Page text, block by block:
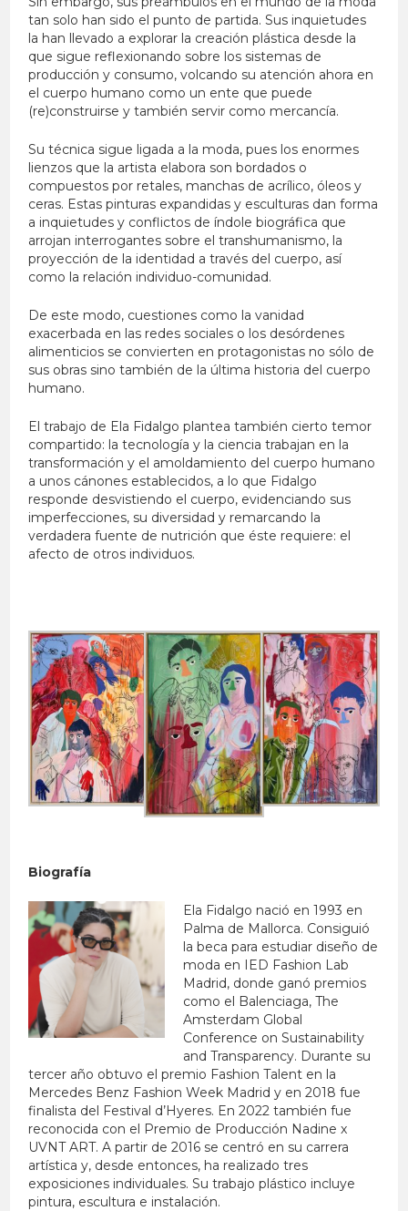
tan solo han sido el punto de partida. Sus inquietudes
la han llevado a explorar la creación plástica desde la
que sigue reflexionando sobre los sistemas de
producción y consumo, volcando su atención ahora en
el cuerpo humano como un ente que puede
(re)construirse y también servir como mercancía.
Su técnica sigue ligada a la moda, pues los enormes
lienzos que la artista elabora son bordados o
compuestos por retales, manchas de acrílico, óleos y
ceras. Estas pinturas expandidas y esculturas dan forma
a inquietudes y conflictos de índole biográfica que
arrojan interrogantes sobre el transhumanismo, la
proyección de la identidad a través del cuerpo, así
como la relación individuo-comunidad.
De este modo, cuestiones como la vanidad
exacerbada en las redes sociales o los desórdenes
alimenticios se convierten en protagonistas no sólo de
sus obras sino también de la última historia del cuerpo
humano.
El trabajo de Ela Fidalgo plantea también cierto temor
compartido: la tecnología y la ciencia trabajan en la
transformación y el amoldamiento del cuerpo humano
a unos cánones establecidos, a lo que Fidalgo
responde desvistiendo el cuerpo, evidenciando sus
imperfecciones, su diversidad y remarcando la
verdadera fuente de nutrición que éste requiere: el
afecto de otros individuos.
Biografía
Ela Fidalgo nació en 1993 en
Palma de Mallorca. Consiguió
la beca para estudiar diseño de
moda en IED Fashion Lab
Madrid, donde ganó premios
como el Balenciaga, The
Amsterdam Global
Conference on Sustainability
and Transparency. Durante su
tercer año obtuvo el premio Fashion Talent en la
Mercedes Benz Fashion Week Madrid y en 2018 fue
finalista del Festival d’Hyeres. En 2022 también fue
reconocida con el Premio de Producción Nadine x
UVNT ART.A partir de 2016 se centró en su carrera
artística y, desde entonces, ha realizado tres
exposiciones individuales. Su trabajo plástico incluye
pintura, escultura e instalación.